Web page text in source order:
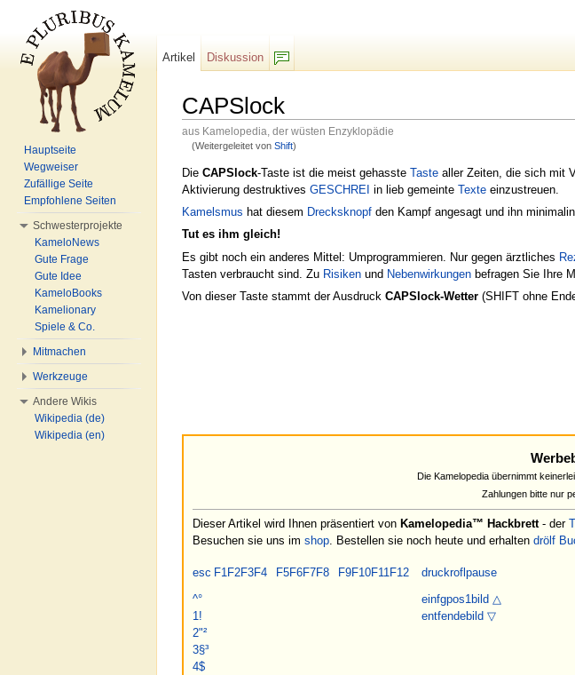
CAPSlock
aus Kamelopedia, der wüsten Enzyklopädie
(Weitergeleitet von Shift)
Die CAPSlock-Taste ist die meist gehasste Taste aller Zeiten, die sich mit
Aktivierung destruktives GESCHREI in lieb gemeinte Texte einzustreuen.
Kamelsmus hat diesem Drecksknopf den Kampf angesagt und ihn
Tut es ihm gleich!
Es gibt noch ein anderes Mittel: Umprogrammieren. Nur gegen ärztliches
Tasten verbraucht sind. Zu Risiken und Nebenwirkungen befragen Sie Ihre
Von dieser Taste stammt der Ausdruck CAPSlock-Wetter (SHIFT ohne
Die Kamelopedia übernimmt
Zahlungen bitte nur
Dieser Artikel wird Ihnen präsentiert von Kamelopedia™ Hackbrett- der
Besuchen sie uns im shop . Bestellen sie noch heute und erhalten drölf
esc F1F2F3F4 F5F6F7F8 F9F10F11F12 druckrofl pause
^°
1!
2"²
3§³
4$
einfgpos1bild △
entfendebild ▽
Artikel
Diskussion
Hauptseite
Wegweiser
Zufällige Seite
Empfohlene Seiten
Schwesterprojekte
KameloNews
Gute Frage
Gute Idee
KameloBooks
Kamelionary
Spiele & Co.
Mitmachen
Werkzeuge
Andere Wikis
Wikipedia (de)
Wikipedia (en)